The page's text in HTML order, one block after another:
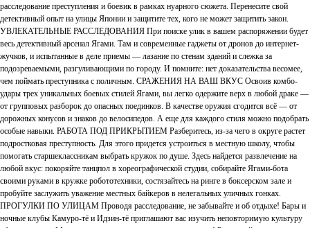
расследование преступления и боевик в рамках нуарного сюжета. Перенесите свой
детективный опыт на улицы Японии и защитите тех, кого не может защитить закон.
УВЛЕКАТЕЛЬНЫЕ РАССЛЕДОВАНИЯ При поиске улик в вашем распоряжении будет
весь детективный арсенал Ягами. Там и современные гаджеты от дронов до интернет-
жучков, и испытанные в деле приемы — лазание по стенам зданий и слежка за
подозреваемыми, разгуливающими по городу. И помните: нет доказательства весомее,
чем поймать преступника с поличным. СРАЖЕНИЯ НА ВАШ ВКУС Освоив комбо-
удары трех уникальных боевых стилей Ягами, вы легко одержите верх в любой драке —
от групповых разборок до опасных поединков. В качестве оружия сгодится всё — от
дорожных конусов и знаков до велосипедов. А еще для каждого стиля можно подобрать
особые навыки. РАБОТА ПОД ПРИКРЫТИЕМ Разберитесь, из-за чего в округе растет
подростковая преступность. Для этого придется устроиться в местную школу, чтобы
помогать старшеклассникам выбрать кружок по душе. Здесь найдется развлечение на
любой вкус: покоряйте танцпол в хореографической студии, собирайте Ягами-бота
своими руками в кружке робототехники, состязайтесь на ринге в боксерском зале и
пробуйте заслужить уважение местных байкеров в нелегальных уличных гонках.
ПРОГУЛКИ ПО УЛИЦАМ Проводя расследование, не забывайте и об отдыхе! Бары и
ночные клубы Камуро-тё и Идзин-тё приглашают вас изучить неповторимую культуру